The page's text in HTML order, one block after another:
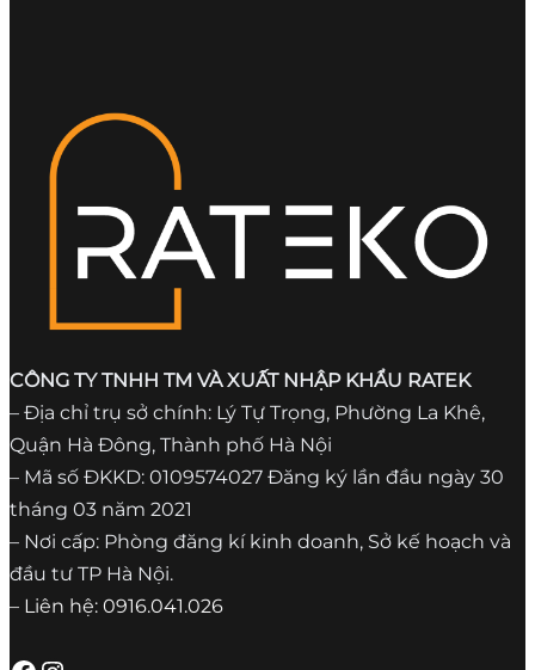
CÔNG TY TNHH TM VÀ XUẤT NHẬP KHẨU RATEK
– Địa chỉ trụ sở chính: Lý Tự Trọng, Phường La Khê,
Quận Hà Đông, Thành phố Hà Nội
– Mã số ĐKKD: 0109574027 Đăng ký lần đầu ngày 30
tháng 03 năm 2021
– Nơi cấp: Phòng đăng kí kinh doanh, Sở kế hoạch và
đầu tư TP Hà Nội.
– Liên hệ: 0916.041.026